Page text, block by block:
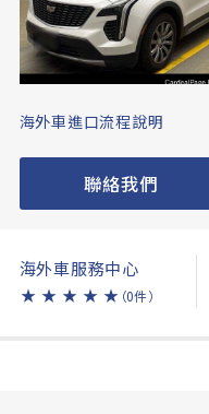
海外車進口流程說明
聯絡我們
海外車服務中心
★ ★ ★ ★ ★ （0件）